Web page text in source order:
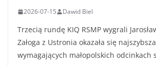
2026-07-15 Dawid Biel
Trzecią rundę KIQ RSMP wygrali
Załoga z Ustronia okazała się
wymagających małopolskich odcinkach